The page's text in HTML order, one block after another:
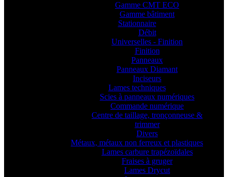
Gamme CMT ECO
Gamme bâtiment
Stationnaire
Débit
Universelles - Finition
Finition
Panneaux
Panneaux Diamant
Inciseurs
Lames techniques
Scies à panneaux numériques
Commande numérique
Centre de taillage, tronçonneuse &
trimmer
Divers
Métaux, métaux non ferreux et plastiques
Lames carbure trapézoïdales
Fraises à gruger
Lames Drycut